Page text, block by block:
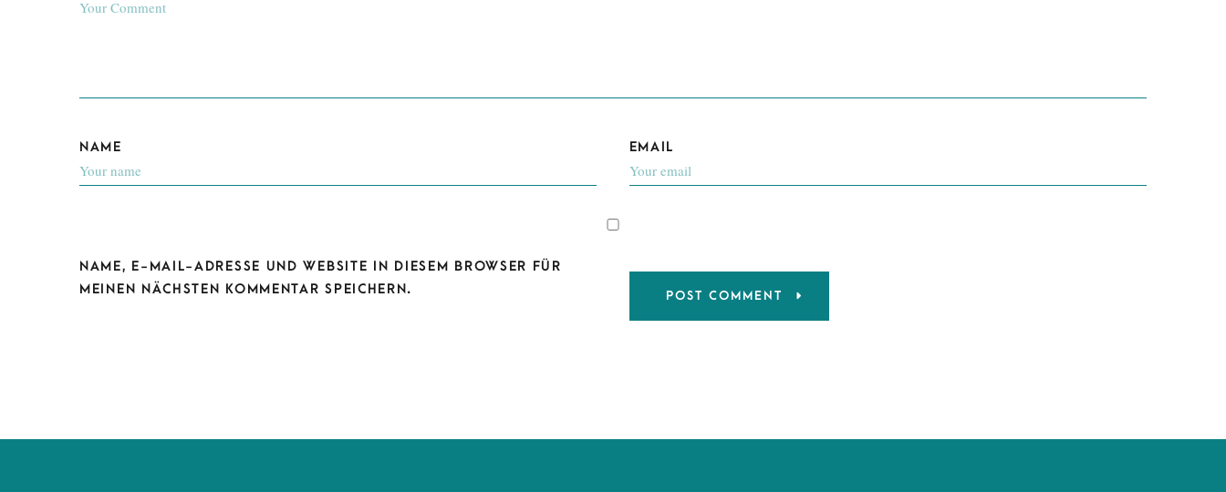
NAME EMAIL
NAME, E-MAIL-ADRESSE UND WEBSITE IN DIESEM BROWSER FÜR
MEINEN NÄCHSTEN KOMMENTAR SPEICHERN.